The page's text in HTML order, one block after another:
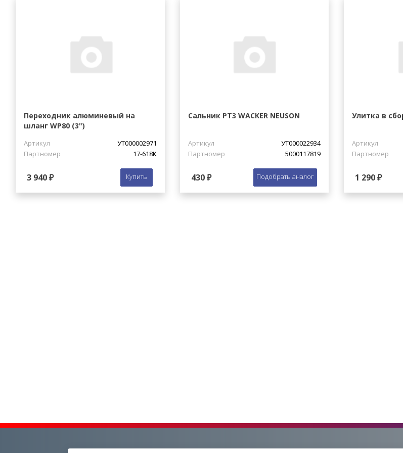
Переходник алюминевый на
шланг WP80 (3")
Артикул
УТ000002971
Партномер
17-618К
3 940 ₽ Купить
Сальник PT3 WACKER NEUSON
Артикул
УТ000022934
Партномер
5000117819
430 ₽ Подобрать аналог
Улитка в
Артикул
Партномер
1 290 ₽